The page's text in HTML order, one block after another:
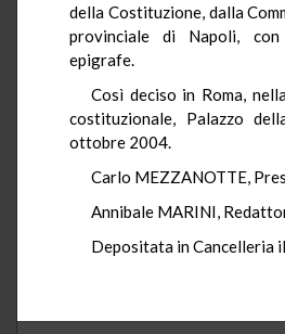
della Costituzione, dalla
provinciale di Napoli,
epigrafe.
Così deciso in Roma,
costituzionale, Palazzo
ottobre 2004.
Carlo MEZZANOTTE,
Annibale MARINI,
Depositata in Cancelleria